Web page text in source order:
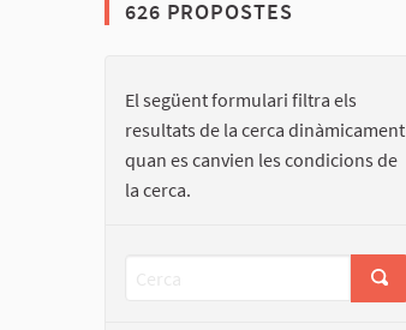
626 PROPOSTES
El següent formulari filtra els
resultats de la cerca dinàmicament
quan es canvien les condicions de
la cerca.